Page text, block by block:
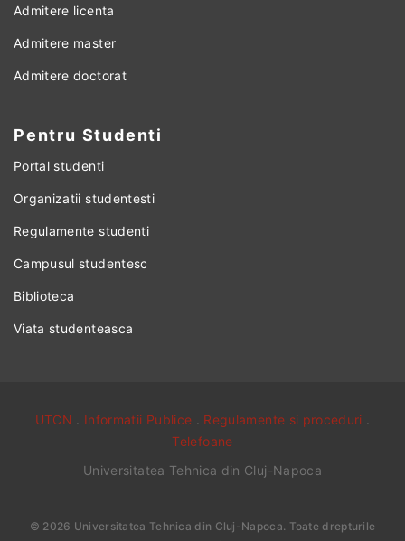
Admitere licenta
Admitere master
Admitere doctorat
Pentru Studenti
Portal studenti
Organizatii studentesti
Regulamente studenti
Campusul studentesc
Biblioteca
Viata studenteasca
UTCN . Informatii Publice . Regulamente si proceduri .
Telefoane
Universitatea Tehnica din Cluj-Napoca
© 2026 Universitatea Tehnica din Cluj-Napoca. Toate drepturile